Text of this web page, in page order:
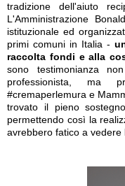
tradizione dell'aiuto
L'Amministrazione
istituzionale ed
primi comuni in Italia -
raccolta fondi e alla
sono testimonianza
professionista, ma
#cremaperlemura e
trovato il pieno
permettendo così la
avrebbero fatico a vedere